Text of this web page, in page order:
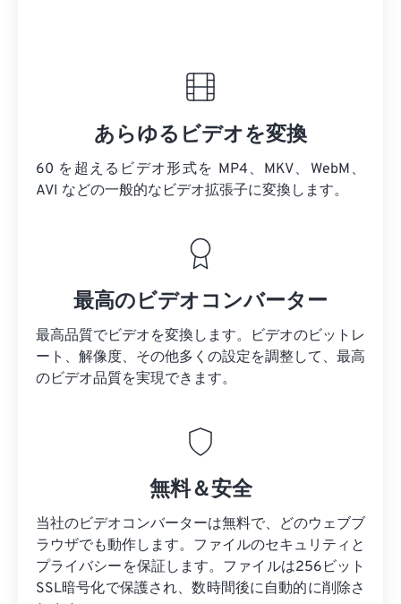
あらゆるビデオを変換
60 を超えるビデオ形式を MP4、MKV、WebM、
AVI などの一般的なビデオ拡張子に変換します。
最高のビデオコンバーター
最高品質でビデオを変換します。ビデオのビットレ
ート、解像度、その他多くの設定を調整して、最高
のビデオ品質を実現できます。
無料＆安全
当社のビデオコンバーターは無料で、どのウェブブ
ラウザでも動作します。ファイルのセキュリティと
プライバシーを保証します。ファイルは256ビット
SSL暗号化で保護され、数時間後に自動的に削除さ